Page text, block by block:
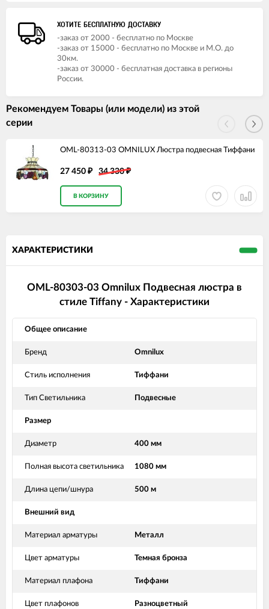
ХОТИТЕ БЕСПЛАТНУЮ ДОСТАВКУ
-заказ от 2000 - бесплатно по Москве
-заказ от 15000 - бесплатно по Москве и М.О. до
30км.
-заказ от 30000 - бесплатная доставка в регионы
России.
Рекомендуем Товары (или модели) из этой
серии
OML-80313-03 OMNILUX Люстра подвесная Тиффани
27 450 ₽ 34 330₽
В КОРЗИНУ
ХАРАКТЕРИСТИКИ
OML-80303-03 Omnilux Подвесная люстра в
стиле Tiffany - Характеристики
Общее описание
Бренд Omnilux
Стиль исполнения Тиффани
Тип Светильника Подвесные
Размер
Диаметр 400 мм
Полная высота светильника 1080 мм
Длина цепи/шнура 500 м
Внешний вид
Материал арматуры Металл
Цвет арматуры Темная бронза
Материал плафона Тиффани
Цвет плафонов Разноцветный